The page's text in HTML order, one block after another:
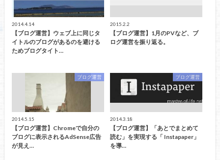
2014.4.14
【ブログ運営】ウェブ上に同じタ
イトルのブログがあるのを避ける
ためブログタイト…
2015.2.2
【ブログ運営】1月のPVなど、ブ
ログ運営を振り返る。
ブログ運営
2014.5.15
【ブログ運営】Chromeで自分の
ブログに表示されるAdSense広告
が見え…
ブログ運営
2014.3.18
【ブログ運営】「あとでまとめて
読む」を実現する「 Instapaper」
を導…